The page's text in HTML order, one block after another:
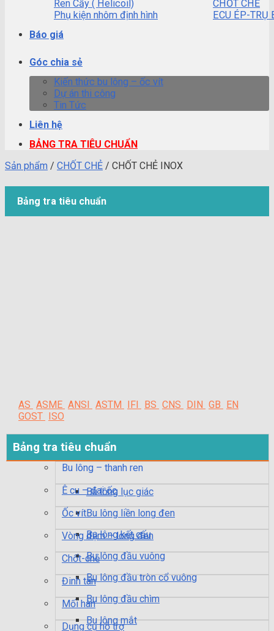
Ren Cấy ( Helicoil)
CHỐT CHẺ
Phụ kiện nhôm định hình
ECU ÉP-TRỤ
Báo giá
Góc chia sẻ
Kiến thức bu lông – ốc vít
Dự án thi công
Tin Tức
Liên hệ
BẢNG TRA TIÊU CHUẨN
Sản phẩm / CHỐT CHẺ / CHỐT CHẺ INOX
Bảng tra tiêu chuẩn
AS ASME ANSI ASTM IFI BS CNS DIN GB EN
GOST ISO
Bảng tra tiêu chuẩn
Bu lông – thanh ren
Bu lông lục giác
Bu lông liền long đen
Bu lông kết cấu
Bu lông đầu vuông
Bu lông đầu tròn cổ vuông
Bu lông đầu chìm
Bu lông mắt
Ê cu – đai ốc
Ốc vít
Vòng đệm – long đen
Chốt-chẻ
Đinh tán
Mối hàn
Dụng cụ hỗ trợ